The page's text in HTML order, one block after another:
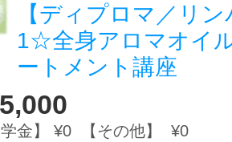
【ディプロマ／リ
1☆全身アロマオイ
ートメント講座
学金】 ¥0 【その他】 ¥0